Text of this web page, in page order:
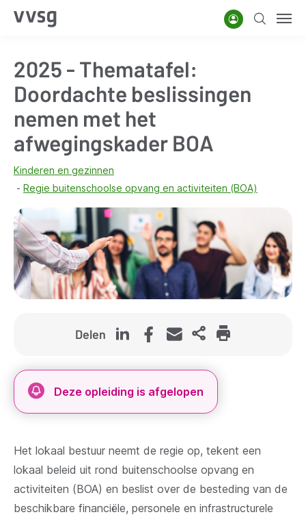
Overslaan
inhoud
gaan
AccountZoeken
2025 - Thematafel:
Doordachte beslissingen
nemen met het
afwegingskader BOA
Kinderen en gezinnen
Regie buitenschoolse opvang en activiteiten (BOA)
Delen
Deze opleiding is afgelopen
Het lokaal bestuur neemt de regie op, tekent een
lokaal beleid uit rond buitenschoolse opvang en
activiteiten (BOA) en beslist over de besteding van de
beschikbare financiële, personele en infrastructurele